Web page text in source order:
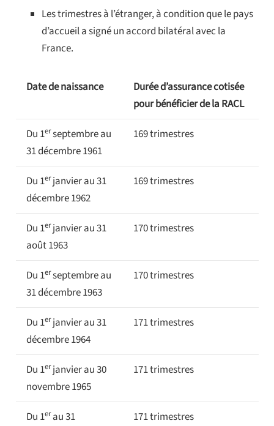
Les trimestres à l’étranger, à condition que le pays
d’accueil a signé un accord bilatéral avec la
France.
Date de naissance
Durée d’assurance cotisée
pour bénéficier de la RACL
Du 1erseptembre au
31 décembre 1961
169 trimestres
Du 1erjanvier au 31
décembre 1962
169 trimestres
Du 1erjanvier au 31
août 1963
170 trimestres
Du 1erseptembre au
31 décembre 1963
170 trimestres
Du 1erjanvier au 31
décembre 1964
171 trimestres
Du 1erjanvier au 30
novembre 1965
171 trimestres
Du 1erau 31
171 trimestres